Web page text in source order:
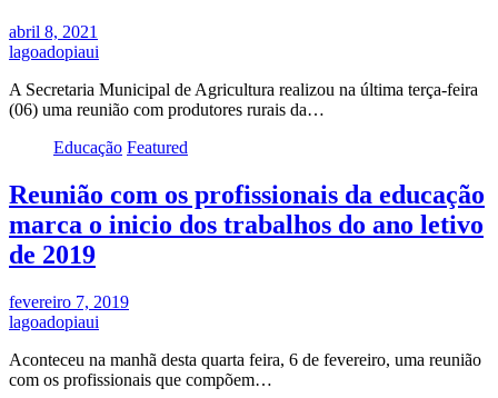
abril 8, 2021
lagoadopiaui
A Secretaria Municipal de Agricultura realizou na última terça-feira
(06) uma reunião com produtores rurais da…
Educação Featured
Reunião com os profissionais da educação
marca o inicio dos trabalhos do ano letivo
de 2019
fevereiro 7, 2019
lagoadopiaui
Aconteceu na manhã desta quarta feira, 6 de fevereiro, uma reunião
com os profissionais que compõem…